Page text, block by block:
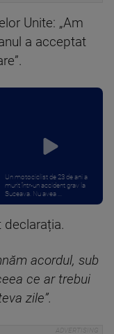
Unite: „Am
a acceptat
Un motociclist de 23 de ani a
murit într-un accident grav la
Suceava. Nu avea ...
declarația.
acordul, sub
ce ar trebui
zile”.